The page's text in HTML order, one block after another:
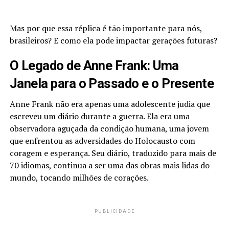
Mas por que essa réplica é tão importante para nós,
brasileiros? E como ela pode impactar gerações futuras?
O Legado de Anne Frank: Uma
Janela para o Passado e o Presente
Anne Frank não era apenas uma adolescente judia que
escreveu um diário durante a guerra. Ela era uma
observadora aguçada da condição humana, uma jovem
que enfrentou as adversidades do Holocausto com
coragem e esperança. Seu diário, traduzido para mais de
70 idiomas, continua a ser uma das obras mais lidas do
mundo, tocando milhões de corações.
PUBLICIDADE